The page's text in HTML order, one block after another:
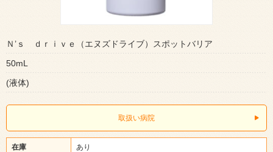
Ｎ’ｓ ｄｒｉｖｅ（エヌズドライブ）スポットバリア
50mL
(液体)
取扱い病院
在庫 あり